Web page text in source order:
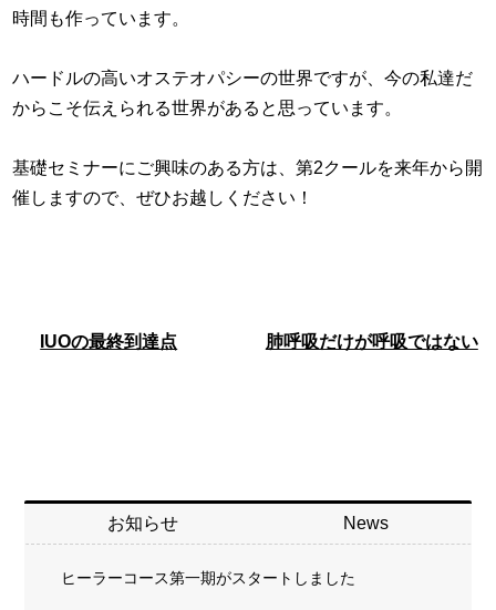
時間も作っています。
ハードルの高いオステオパシーの世界ですが、今の私達だ
からこそ伝えられる世界があると思っています。
基礎セミナーにご興味のある方は、第2クールを来年から開
催しますので、ぜひお越しください！
IUOの最終到達点 肺呼吸だけが呼吸ではない
お知らせ News
ヒーラーコース第一期がスタートしました